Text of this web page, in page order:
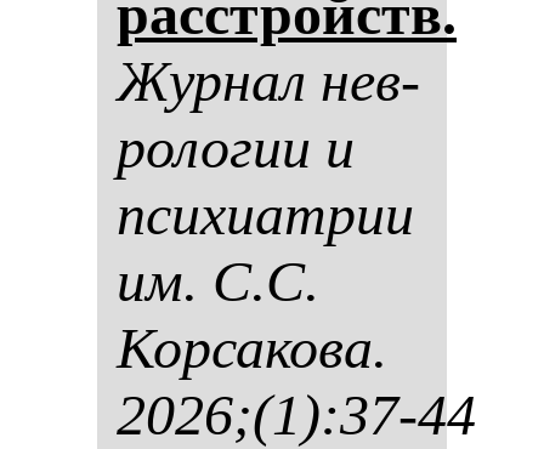
расстройств.
Жур­нал нев­
ро­ло­гии и
пси­хи­ат­рии
им. С.С.
Кор­са­ко­ва.
2026;(1):37-44